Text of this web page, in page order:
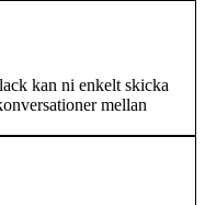
kan ni enkelt skicka
mellan